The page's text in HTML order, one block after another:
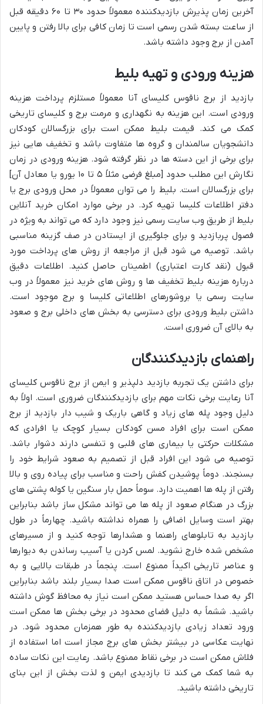
آخرین زمان پذیرش بازدیدکننده معمولاً حدود ۳۰ تا ۶۰ دقیقه قبل
از ساعت بسته شدن رسمی است تا زمان کافی برای بالا رفتن و پایین
آمدن از برج وجود داشته باشد.
هزینه ورودی و تهیه بلیط
بازدید از برج ناقوس کلیسای آنا معمولاً مستلزم پرداخت هزینه
ورودی است. این هزینه به نگهداری و مرمت برج و کلیسای تاریخی
کمک می کند. قیمت بلیط ممکن است برای بزرگسالان کودکان
دانشجویان سالمندان و گروه ها متفاوت باشد و تخفیف هایی نیز
برای برخی از این دسته ها در نظر گرفته شود. هزینه ورودی در زمان
نگارش این مطلب حدود [مبلغ فرضی مثلاً ۵ تا ۱۰ یورو یا معادل آن]
برای بزرگسالان است. بلیط را می توان معمولاً در محل ورودی برج یا
دفتر اطلاعات کلیسا تهیه کرد. در برخی موارد امکان خرید آنلاین
بلیط از طریق وب سایت رسمی نیز وجود دارد که می تواند به ویژه در
فصول پربازدید و برای جلوگیری از ایستادن در صف گزینه مناسبی
باشد. توصیه می شود قبل از مراجعه از روش های پرداخت مورد
قبول (نقد کارت اعتباری) اطمینان حاصل کنید. اطلاعات دقیق
درباره هزینه بلیط تخفیف ها و روش های خرید نیز معمولاً در وب
سایت رسمی یا بروشورهای اطلاعاتی کلیسا و برج موجود است.
داشتن بلیط ورودی برای دسترسی به بخش های داخلی برج و صعود
به بالای آن ضروری است.
راهنمای بازدیدکنندگان
برای داشتن یک تجربه بازدید دلپذیر و ایمن از برج ناقوس کلیسای
آنا رعایت برخی نکات مهم برای بازدیدکنندگان ضروری است. اولاً به
دلیل وجود پله های زیاد و گاهی باریک و شیب دار بازدید از برج
ممکن است برای افراد مسن کودکان بسیار کوچک یا افرادی که
مشکلات حرکتی یا بیماری های قلبی و تنفسی دارند دشوار باشد.
توصیه می شود این افراد قبل از تصمیم به صعود شرایط خود را
بسنجند. دوماً پوشیدن کفش راحت و مناسب برای پیاده روی و بالا
رفتن از پله ها اهمیت دارد. سوماً حمل بار سنگین یا کوله پشتی های
بزرگ در هنگام صعود از پله ها می تواند مشکل ساز باشد بنابراین
بهتر است وسایل اضافی را همراه نداشته باشید. چهارماً در طول
بازدید به تابلوهای راهنما و هشدارها توجه کنید و از مسیرهای
مشخص شده خارج نشوید. لمس کردن یا آسیب رساندن به دیوارها
و عناصر تاریخی اکیداً ممنوع است. پنجماً در طبقات بالایی و به
خصوص در اتاق ناقوس ممکن است صدا بسیار بلند باشد بنابراین
اگر به صدا حساس هستید ممکن است نیاز به محافظ گوش داشته
باشید. ششماً به دلیل فضای محدود در برخی بخش ها ممکن است
ورود تعداد زیادی بازدیدکننده به طور همزمان محدود شود. در
نهایت عکاسی در بیشتر بخش های برج مجاز است اما استفاده از
فلاش ممکن است در برخی نقاط ممنوع باشد. رعایت این نکات ساده
به شما کمک می کند تا بازدیدی ایمن و لذت بخش از این بنای
تاریخی داشته باشید.